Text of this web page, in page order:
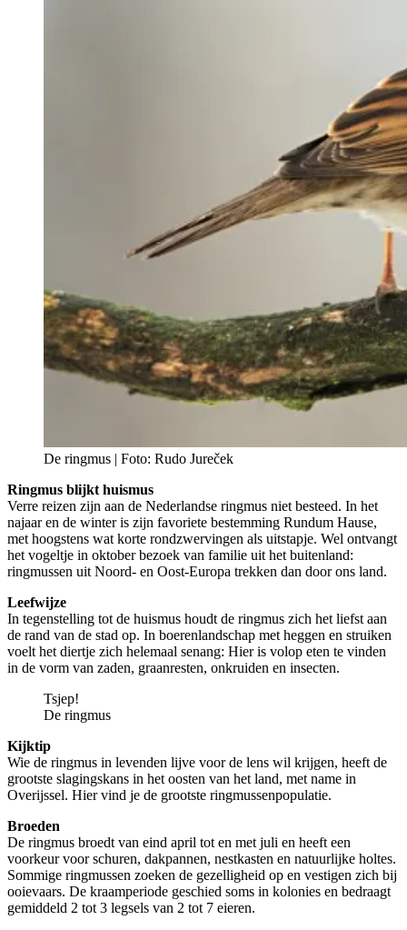
De ringmus | Foto: Rudo Jureček
Ringmus blijkt huismus
Verre reizen zijn aan de Nederlandse ringmus niet besteed. In het
najaar en de winter is zijn favoriete bestemming Rundum Hause,
met hoogstens wat korte rondzwervingen als uitstapje. Wel ontvangt
het vogeltje in oktober bezoek van familie uit het buitenland:
ringmussen uit Noord- en Oost-Europa trekken dan door ons land.
Leefwijze
In tegenstelling tot de huismus houdt de ringmus zich het liefst aan
de rand van de stad op. In boerenlandschap met heggen en struiken
voelt het diertje zich helemaal senang: Hier is volop eten te vinden
in de vorm van zaden, graanresten, onkruiden en insecten.
Tsjep!
De ringmus
Kijktip
Wie de ringmus in levenden lijve voor de lens wil krijgen, heeft de
grootste slagingskans in het oosten van het land, met name in
Overijssel. Hier vind je de grootste ringmussenpopulatie.
Broeden
De ringmus broedt van eind april tot en met juli en heeft een
voorkeur voor schuren, dakpannen, nestkasten en natuurlijke holtes.
Sommige ringmussen zoeken de gezelligheid op en vestigen zich bij
ooievaars. De kraamperiode geschied soms in kolonies en bedraagt
gemiddeld 2 tot 3 legsels van 2 tot 7 eieren.